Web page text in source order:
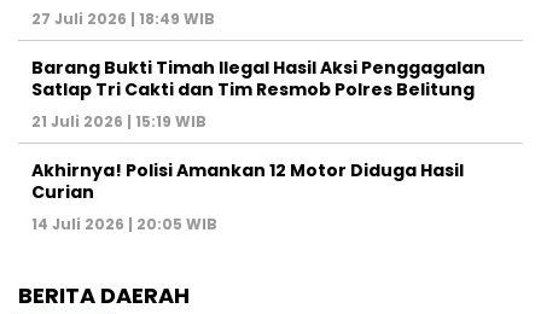
27 Juli 2026 | 18:49 WIB
Barang Bukti Timah Ilegal Hasil Aksi Penggagalan
Satlap Tri Cakti dan Tim Resmob Polres Belitung
21 Juli 2026 | 15:19 WIB
Akhirnya! Polisi Amankan 12 Motor Diduga Hasil
Curian
14 Juli 2026 | 20:05 WIB
BERITA DAERAH